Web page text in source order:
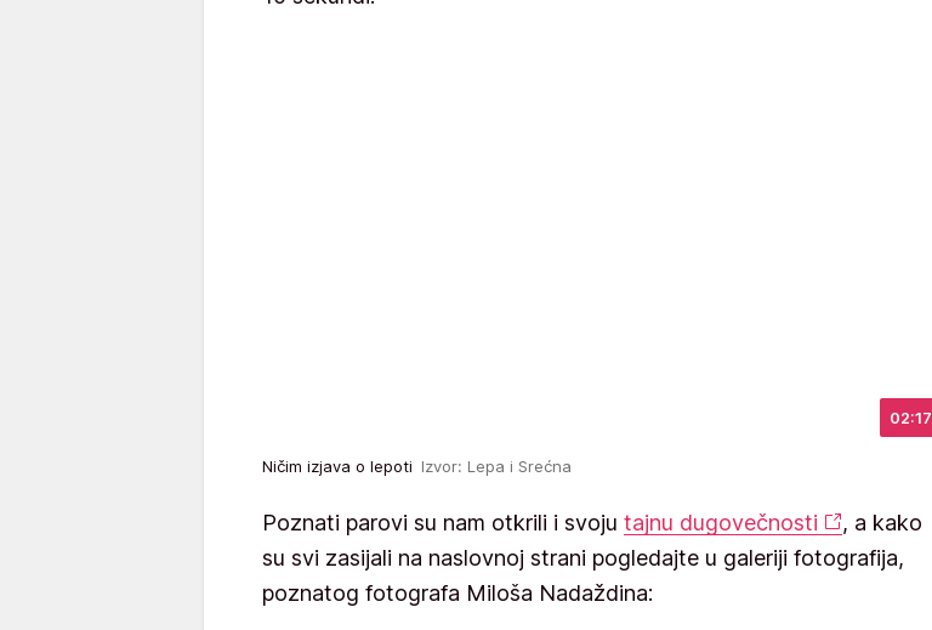
02:17
Ničim izjava o lepoti Izvor: Lepa i Srećna
Poznati parovi su nam otkrili i svoju tajnu dugovečnosti
, a kako
su svi zasijali na naslovnoj strani pogledajte u galeriji fotografija,
poznatog fotografa Miloša Nadaždina: